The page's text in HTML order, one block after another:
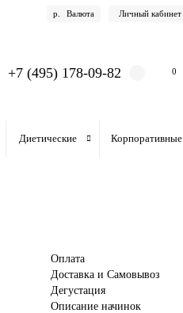
р. Валюта Личный кабинет
+7 (495) 178-09-82 0
Диетические Корпоративные
Оплата
Доставка и Самовывоз
Дегустация
Описание начинок